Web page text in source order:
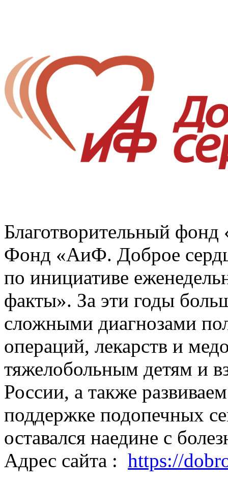
Благотворительный
Фонд «АиФ. Доброе
по инициативе
факты». За эти годы
сложными диагнозами
операций, лекарств и
тяжелобольным детям и
России, а также
поддержке подопечных
оставался наедине с
Адрес сайта : https://